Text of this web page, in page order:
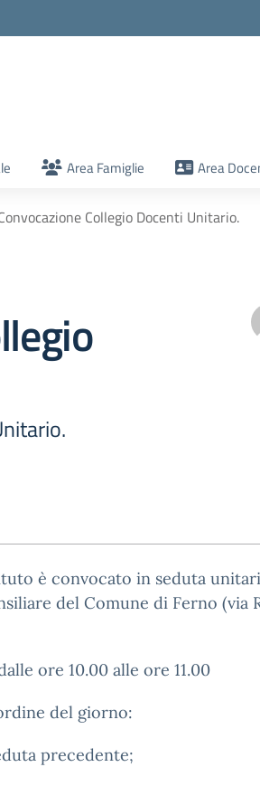
Area Famiglie Area
Collegio Docenti Unitario.
è convocato in seduta
del Comune di Ferno (via
ore 10.00 alle ore 11.00
del giorno:
precedente;